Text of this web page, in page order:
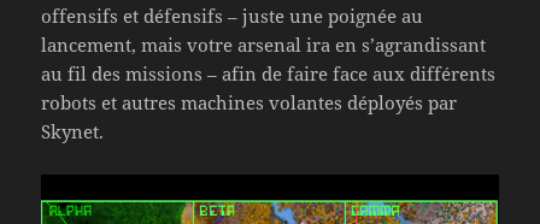
offensifs et défensifs – juste une poignée au
lancement, mais votre arsenal ira en s’agrandissant
au fil des missions – afin de faire face aux différents
robots et autres machines volantes déployés par
Skynet.